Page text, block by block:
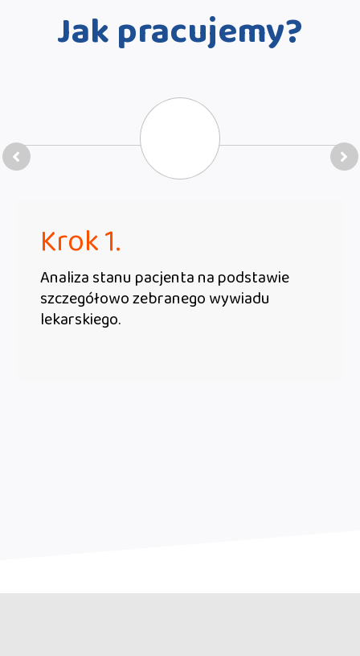
Jak pracujemy?
Krok 1.
Analiza stanu pacjenta na podstawie
szczegółowo zebranego wywiadu
lekarskiego.